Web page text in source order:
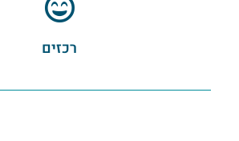
רכזים